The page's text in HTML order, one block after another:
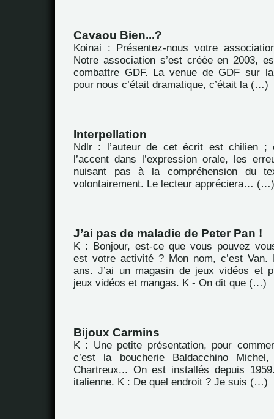
Cavaou Bien...?
Koinai : Présentez-nous votre
Notre association s’est créée en 2003,
combattre GDF. La venue de GDF sur
pour nous c’était dramatique, c’était la (…)
Interpellation
Ndlr : l’auteur de cet écrit est chilien ;
l’accent dans l’expression orale, les
nuisant pas à la compréhension du
volontairement. Le lecteur appréciera… (…)
J’ai pas de maladie de Peter Pan !
K : Bonjour, est-ce que vous pouvez
est votre activité ? Mon nom, c’est Van.
ans. J’ai un magasin de jeux vidéos et
jeux vidéos et mangas. K - On dit que (…)
Bijoux Carmins
K : Une petite présentation, pour
c’est la boucherie Baldacchino
Chartreux... On est installés depuis
italienne. K : De quel endroit ? Je suis (…)